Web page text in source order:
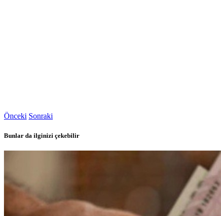
Önceki Sonraki
Bunlar da ilginizi çekebilir